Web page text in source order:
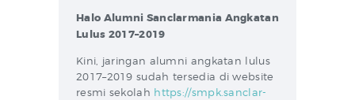
Halo Alumni Sanclarmania Angkatan
Lulus 2017–2019
Kini, jaringan alumni angkatan lulus
2017–2019 sudah tersedia di website
resmi sekolah https://smpk.sanclar-